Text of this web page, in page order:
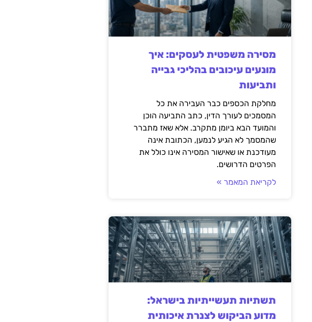
מסירה משפטית לעסקים: איך
מונעים עיכובים בהליכי גבייה
ותביעות
מחלקת הכספים כבר העבירה את כל
המסמכים לעורך הדין, כתב התביעה הוכן
והמועד הבא ביומן מתקרב. אלא שאז מתברר
שהמסמך לא הגיע לנמען, הכתובת אינה
מעודכנת או שאישור המסירה אינו כולל את
הפרטים הדרושים.
לקריאת המאמר »
תשתיות תעשייתיות בישראל:
מדוע הביקוש לצנרת איכותית